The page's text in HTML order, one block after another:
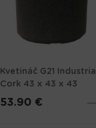
Kvetináč G21 Industrial
Cork 43 x 43 x 43
53.90 €